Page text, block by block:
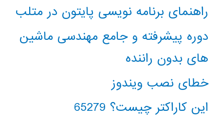
راهنمای برنامه نویسی پایتون در متلب
دوره پیشرفته و جامع مهندسی ماشین
های بدون راننده
خطای نصب ویندوز
این کاراکتر چیست؟ 65279